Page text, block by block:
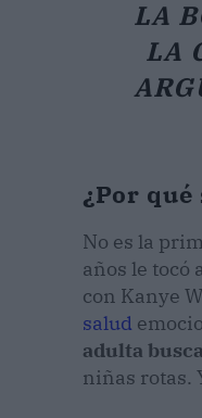
LA
LA
¿Por
No es la
años le tocó
con Kanye
salud
adulta
niñas rotas.